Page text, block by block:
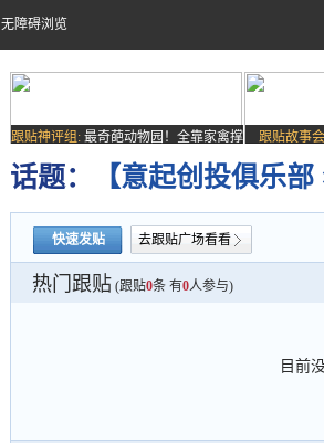
无障碍浏览
跟贴神评组: 最奇葩动物园！全靠家禽撑
场子
跟贴故事
话题： 【意起创投俱乐
快速发贴 去跟贴广场看看
热门跟贴 (跟贴0条 有0人参与)
目前